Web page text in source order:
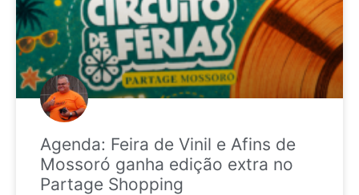
Agenda: Feira de Vinil e Afins de
Mossoró ganha edição extra no
Partage Shopping